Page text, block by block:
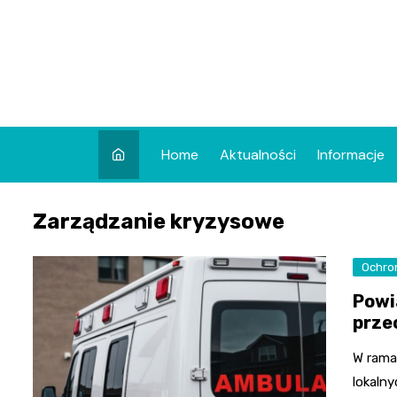
Home Aktualności Informacje
Zarządzanie kryzysowe
W